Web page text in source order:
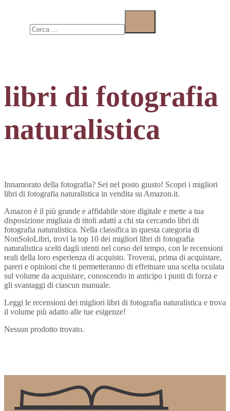
libri di fotografia
naturalistica
Innamorato della fotografia? Sei nel posto giusto! Scopri i migliori
libri di fotografia naturalistica in vendita su Amazon.it.
Amazon è il più grande e affidabile store digitale e mette a tua
disposizione migliaia di titoli adatti a chi sta cercando libri di
fotografia naturalistica. Nella classifica in questa categoria di
NonSoloLibri, trovi la top 10 dei migliori libri di fotografia
naturalistica scelti dagli utenti nel corso del tempo, con le recensioni
reali della loro esperienza di acquisto. Troverai, prima di acquistare,
pareri e opinioni che ti permetteranno di effettuare una scelta oculata
sul volume da acquistare, conoscendo in anticipo i punti di forza e
gli svantaggi di ciascun manuale.
Leggi le recensioni dei migliori libri di fotografia naturalistica e trova
il volume più adatto alle tue esigenze!
Nessun prodotto trovato.